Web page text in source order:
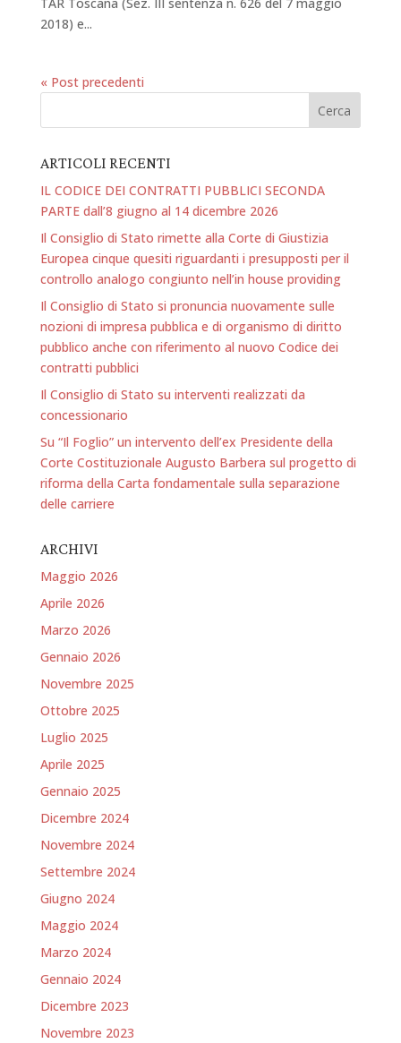
2018) e...
« Post precedenti
ARTICOLI RECENTI
IL CODICE DEI CONTRATTI PUBBLICI SECONDA
PARTE dall’8 giugno al 14 dicembre 2026
Il Consiglio di Stato rimette alla Corte di Giustizia
Europea cinque quesiti riguardanti i presupposti per il
controllo analogo congiunto nell’in house providing
Il Consiglio di Stato si pronuncia nuovamente sulle
nozioni di impresa pubblica e di organismo di diritto
pubblico anche con riferimento al nuovo Codice dei
contratti pubblici
Il Consiglio di Stato su interventi realizzati da
concessionario
Su “Il Foglio” un intervento dell’ex Presidente della
Corte Costituzionale Augusto Barbera sul progetto di
riforma della Carta fondamentale sulla separazione
delle carriere
ARCHIVI
Maggio 2026
Aprile 2026
Marzo 2026
Gennaio 2026
Novembre 2025
Ottobre 2025
Luglio 2025
Aprile 2025
Gennaio 2025
Dicembre 2024
Novembre 2024
Settembre 2024
Giugno 2024
Maggio 2024
Marzo 2024
Gennaio 2024
Dicembre 2023
Novembre 2023